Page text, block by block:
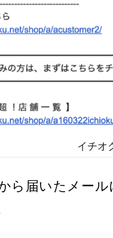
イチオ
ら届いたメー